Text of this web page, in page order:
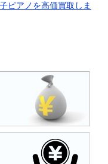
ピアノを高価買取しま